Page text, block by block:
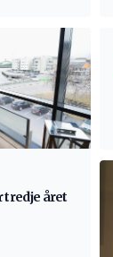
tredje året